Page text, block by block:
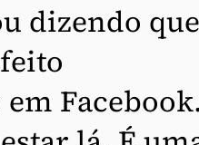
dizendo que